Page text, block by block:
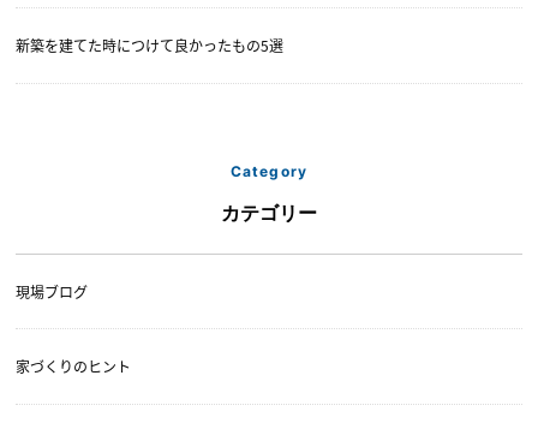
新築を建てた時につけて良かったもの5選
Category
カテゴリー
現場ブログ
家づくりのヒント